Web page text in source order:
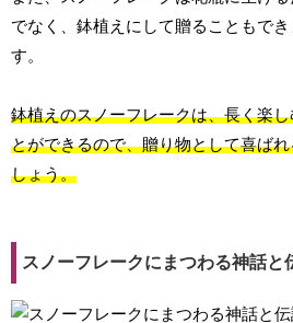
でなく、鉢植えにして贈ることもでき
す。
鉢植えのスノーフレークは、長く楽し
とができるので、贈り物として喜ばれ
しょう。
スノーフレークにまつわる神話と